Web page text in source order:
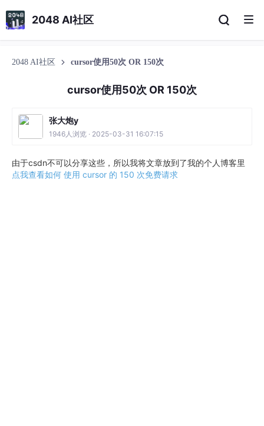
2048 AI社区
2048 AI社区 cursor使用50次 OR 150次
cursor使用50次 OR 150次
张大炮y
1946人浏览 · 2025-03-31 16:07:15
由于csdn不可以分享这些，所以我将文章放到了我的个人博客里
点我查看如何 使用 cursor 的 150 次免费请求